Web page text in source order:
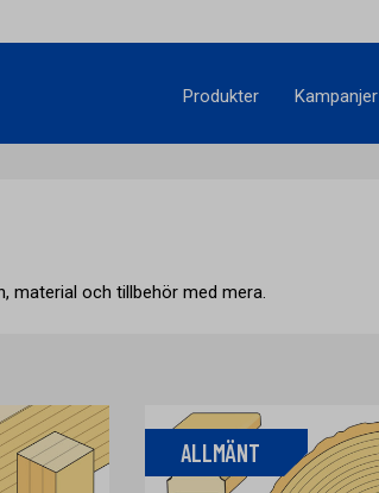
Produkter Kampanjer
material och tillbehör med mera.
ALLMÄNT